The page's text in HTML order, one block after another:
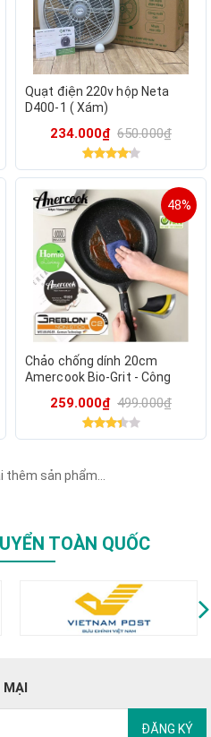
Quạt điện 220v hộp Neta
D400-1 ( Xám)
234.000₫ 650.000₫
48%
Chảo chống dính 20cm
Amercook Bio-Grit - Công
của Đức259.000₫ 499.000₫
thêm sản phẩm...
TOÀN QUỐC
MẠI
ĐĂNG KÝ